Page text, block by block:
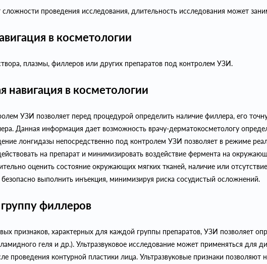
сложности проведения исследования, длительность исследования может
в косметологии
плазмы, филлеров или других препаратов под контролем УЗИ.
навигация в косметологии
УЗИ позволяет перед процедурой определить наличие филлера, его
Данная информация дает возможность врачу-дерматокосметологу
лонгидазы непосредственно под контролем УЗИ позволяет в режиме
на препарат и минимизировать воздействие фермента на
оценить состояние окружающих мягких тканей, наличие или
выполнить инъекция, минимизируя риска сосудистый осложнений.
филлеров
признаков, характерных для каждой группы препаратов, УЗИ позволяет
геля и др.). Ультразвуковое исследование может применяться для
проведения контурной пластики лица. Ультразвуковые признаки